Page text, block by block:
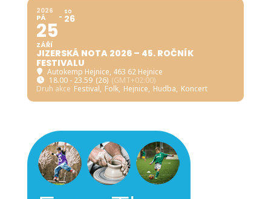
2026
PÁ
25
ZÁŘÍ
SO
26
JIZERSKÁ NOTA 2026 – 45. ROČNÍK
FESTIVALU
Autokemp Hejnice, 463 62 Hejnice
18.00 - 23.59 (26) (GMT+02:00)
Druh akce Festival, Folk, Hejnice, Hudba, Koncert